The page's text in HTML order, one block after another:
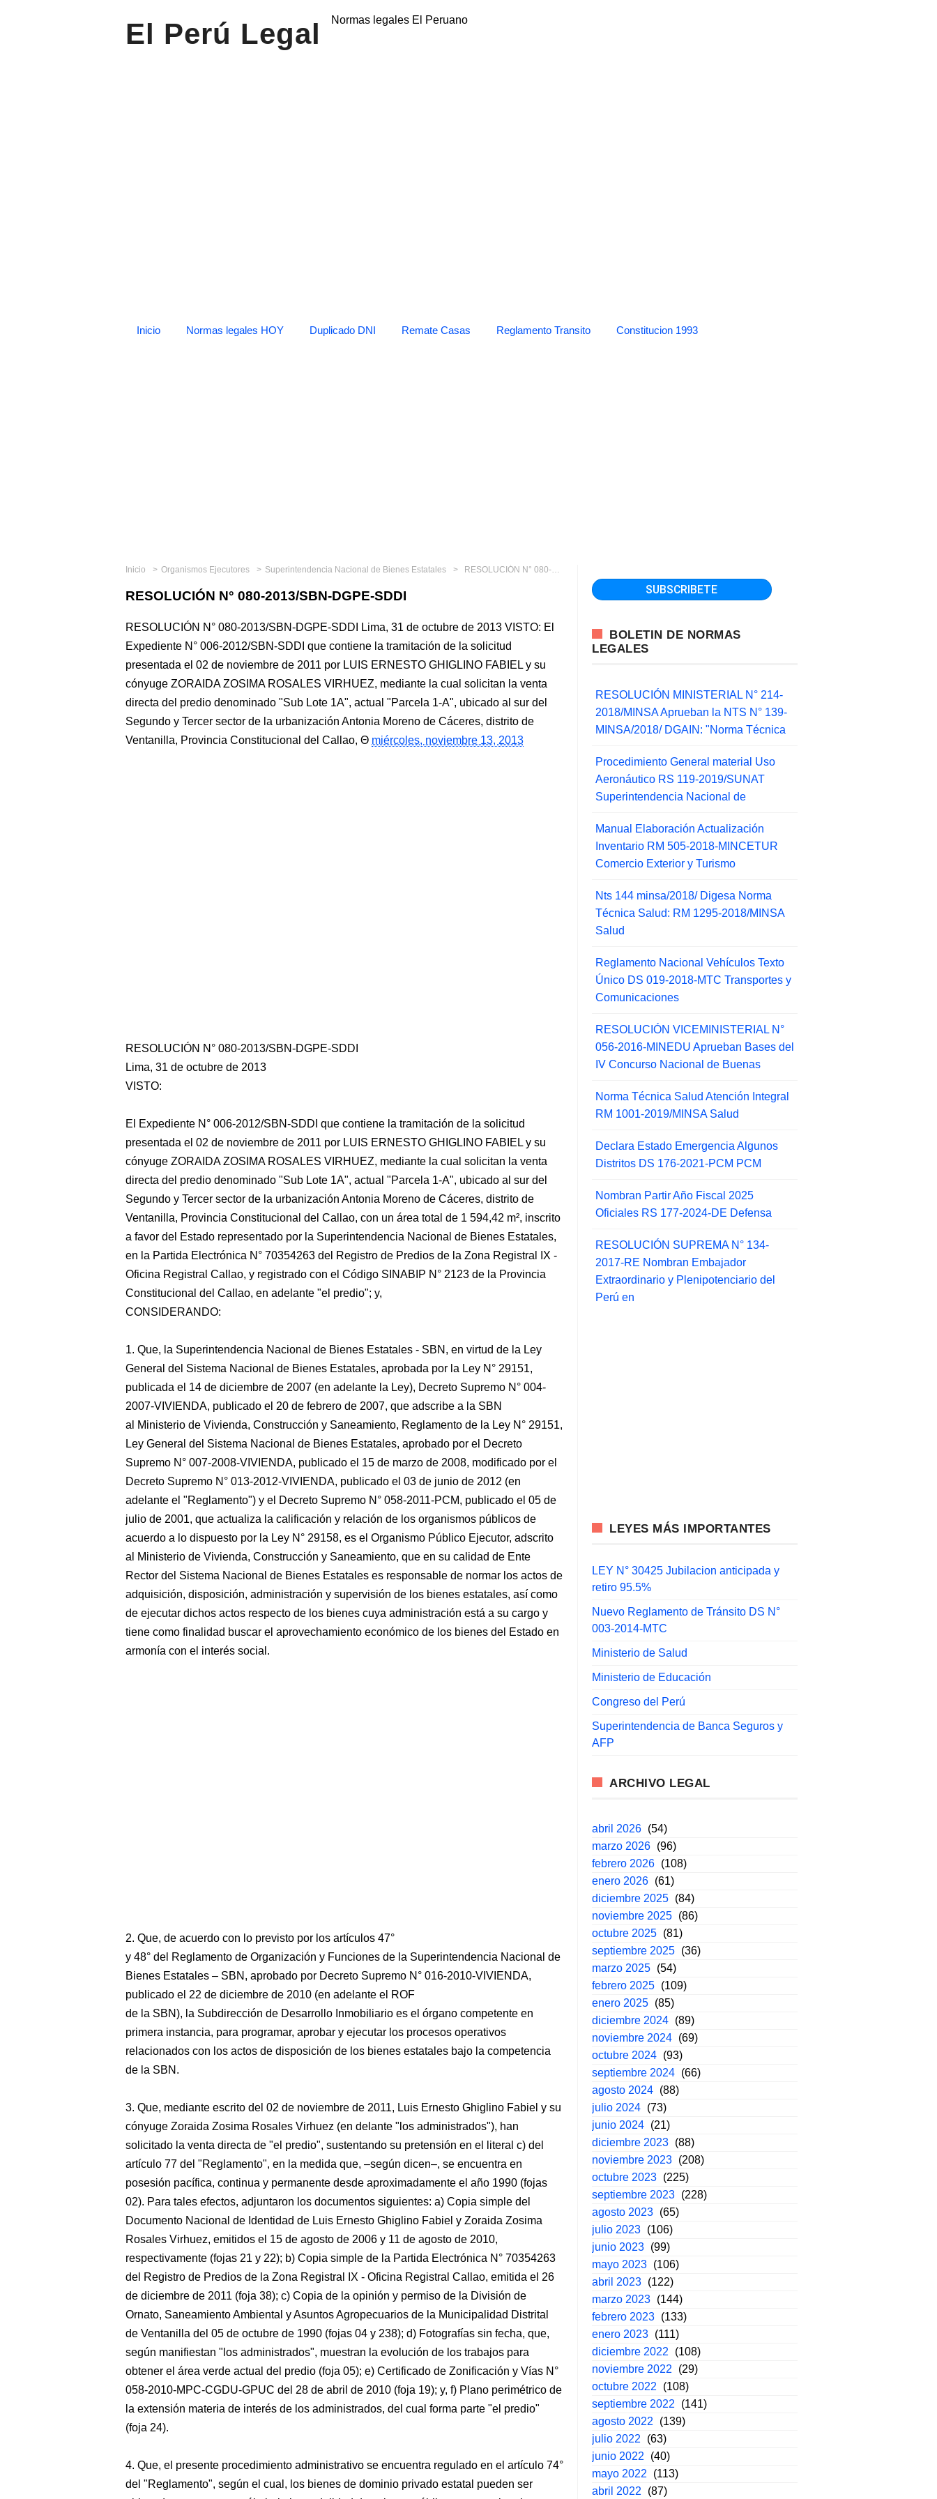
El Perú Legal Normas legales El Peruano
Inicio Normas legales HOY Duplicado DNI Remate Casas Reglamento Transito Constitucion 1993
Inicio Organismos Ejecutores Superintendencia Nacional de Bienes Estatales RESOLUCIÓN N° 080-2013/SBN-DGPE-SDDI
RESOLUCIÓN N° 080-2013/SBN-DGPE-SDDI
RESOLUCIÓN N° 080-2013/SBN-DGPE-SDDI Lima, 31 de octubre de 2013 VISTO: El
Expediente N° 006-2012/SBN-SDDI que contiene la tramitación de la solicitud
presentada el 02 de noviembre de 2011 por LUIS ERNESTO GHIGLINO FABIEL y su
cónyuge ZORAIDA ZOSIMA ROSALES VIRHUEZ, mediante la cual solicitan la venta
directa del predio denominado "Sub Lote 1A", actual "Parcela 1-A", ubicado al sur del
Segundo y Tercer sector de la urbanización Antonia Moreno de Cáceres, distrito de
Ventanilla, Provincia Constitucional del Callao,
miércoles, noviembre 13, 2013
RESOLUCIÓN N° 080-2013/SBN-DGPE-SDDI
Lima, 31 de octubre de 2013
VISTO:
El Expediente N° 006-2012/SBN-SDDI que contiene la tramitación de la solicitud
presentada el 02 de noviembre de 2011 por LUIS ERNESTO GHIGLINO FABIEL y su
cónyuge ZORAIDA ZOSIMA ROSALES VIRHUEZ, mediante la cual solicitan la venta
directa del predio denominado "Sub Lote 1A", actual "Parcela 1-A", ubicado al sur del
Segundo y Tercer sector de la urbanización Antonia Moreno de Cáceres, distrito de
Ventanilla, Provincia Constitucional del Callao, con un área total de 1 594,42 m², inscrito
a favor del Estado representado por la Superintendencia Nacional de Bienes Estatales,
en la Partida Electrónica N° 70354263 del Registro de Predios de la Zona Registral IX -
Oficina Registral Callao, y registrado con el Código SINABIP N° 2123 de la Provincia
Constitucional del Callao, en adelante "el predio"; y,
CONSIDERANDO:
1. Que, la Superintendencia Nacional de Bienes Estatales - SBN, en virtud de la Ley
General del Sistema Nacional de Bienes Estatales, aprobada por la Ley N° 29151,
publicada el 14 de diciembre de 2007 (en adelante la Ley), Decreto Supremo N° 004-
2007-VIVIENDA, publicado el 20 de febrero de 2007, que adscribe a la SBN
al Ministerio de Vivienda, Construcción y Saneamiento, Reglamento de la Ley N° 29151,
Ley General del Sistema Nacional de Bienes Estatales, aprobado por el Decreto
Supremo N° 007-2008-VIVIENDA, publicado el 15 de marzo de 2008, modificado por el
Decreto Supremo N° 013-2012-VIVIENDA, publicado el 03 de junio de 2012 (en
adelante el "Reglamento") y el Decreto Supremo N° 058-2011-PCM, publicado el 05 de
julio de 2001, que actualiza la calificación y relación de los organismos públicos de
acuerdo a lo dispuesto por la Ley N° 29158, es el Organismo Público Ejecutor, adscrito
al Ministerio de Vivienda, Construcción y Saneamiento, que en su calidad de Ente
Rector del Sistema Nacional de Bienes Estatales es responsable de normar los actos de
adquisición, disposición, administración y supervisión de los bienes estatales, así como
de ejecutar dichos actos respecto de los bienes cuya administración está a su cargo y
tiene como finalidad buscar el aprovechamiento económico de los bienes del Estado en
armonía con el interés social.
2. Que, de acuerdo con lo previsto por los artículos 47°
y 48° del Reglamento de Organización y Funciones de la Superintendencia Nacional de
Bienes Estatales – SBN, aprobado por Decreto Supremo N° 016-2010-VIVIENDA,
publicado el 22 de diciembre de 2010 (en adelante el ROF
de la SBN), la Subdirección de Desarrollo Inmobiliario es el órgano competente en
primera instancia, para programar, aprobar y ejecutar los procesos operativos
relacionados con los actos de disposición de los bienes estatales bajo la competencia
de la SBN.
3. Que, mediante escrito del 02 de noviembre de 2011, Luis Ernesto Ghiglino Fabiel y su
cónyuge Zoraida Zosima Rosales Virhuez (en delante "los administrados"), han
solicitado la venta directa de "el predio", sustentando su pretensión en el literal c) del
artículo 77 del "Reglamento", en la medida que, –según dicen–, se encuentra en
posesión pacífica, continua y permanente desde aproximadamente el año 1990 (fojas
02). Para tales efectos, adjuntaron los documentos siguientes: a) Copia simple del
Documento Nacional de Identidad de Luis Ernesto Ghiglino Fabiel y Zoraida Zosima
Rosales Virhuez, emitidos el 15 de agosto de 2006 y 11 de agosto de 2010,
respectivamente (fojas 21 y 22); b) Copia simple de la Partida Electrónica N° 70354263
del Registro de Predios de la Zona Registral IX - Oficina Registral Callao, emitida el 26
de diciembre de 2011 (foja 38); c) Copia de la opinión y permiso de la División de
Ornato, Saneamiento Ambiental y Asuntos Agropecuarios de la Municipalidad Distrital
de Ventanilla del 05 de octubre de 1990 (fojas 04 y 238); d) Fotografías sin fecha, que,
según manifiestan "los administrados", muestran la evolución de los trabajos para
obtener el área verde actual del predio (foja 05); e) Certificado de Zonificación y Vías N°
058-2010-MPC-CGDU-GPUC del 28 de abril de 2010 (foja 19); y, f) Plano perimétrico de
la extensión materia de interés de los administrados, del cual forma parte "el predio"
(foja 24).
4. Que, el presente procedimiento administrativo se encuentra regulado en el artículo 74°
del "Reglamento", según el cual, los bienes de dominio privado estatal pueden ser
BOLETIN DE NORMAS
LEGALES
RESOLUCIÓN MINISTERIAL N° 214-
2018/MINSA Aprueban la NTS N° 139-
MINSA/2018/ DGAIN: "Norma Técnica
Procedimiento General material Uso
Aeronáutico RS 119-2019/SUNAT
Superintendencia Nacional de
Manual Elaboración Actualización
Inventario RM 505-2018-MINCETUR
Comercio Exterior y Turismo
Nts 144 minsa/2018/ Digesa Norma
Técnica Salud: RM 1295-2018/MINSA
Salud
Reglamento Nacional Vehículos Texto
Único DS 019-2018-MTC Transportes y
Comunicaciones
RESOLUCIÓN VICEMINISTERIAL N°
056-2016-MINEDU Aprueban Bases del
IV Concurso Nacional de Buenas
Norma Técnica Salud Atención Integral
RM 1001-2019/MINSA Salud
Declara Estado Emergencia Algunos
Distritos DS 176-2021-PCM PCM
Nombran Partir Año Fiscal 2025
Oficiales RS 177-2024-DE Defensa
RESOLUCIÓN SUPREMA N° 134-
2017-RE Nombran Embajador
Extraordinario y Plenipotenciario del
Perú en
LEYES MÁS IMPORTANTES
LEY N° 30425 Jubilacion anticipada y
retiro 95.5%
Nuevo Reglamento de Tránsito DS N°
003-2014-MTC
Ministerio de Salud
Ministerio de Educación
Congreso del Perú
Superintendencia de Banca Seguros y
AFP
ARCHIVO LEGAL
abril 2026 (54)
marzo 2026 (96)
febrero 2026 (108)
enero 2026 (61)
diciembre 2025 (84)
noviembre 2025 (86)
octubre 2025 (81)
septiembre 2025 (36)
marzo 2025 (54)
febrero 2025 (109)
enero 2025 (85)
diciembre 2024 (89)
noviembre 2024 (69)
octubre 2024 (93)
septiembre 2024 (66)
agosto 2024 (88)
julio 2024 (73)
junio 2024 (21)
diciembre 2023 (88)
noviembre 2023 (208)
octubre 2023 (225)
septiembre 2023 (228)
agosto 2023 (65)
julio 2023 (106)
junio 2023 (99)
mayo 2023 (106)
abril 2023 (122)
marzo 2023 (144)
febrero 2023 (133)
enero 2023 (111)
diciembre 2022
(108)
noviembre 2022
(29)
octubre 2022
(108)
septiembre 2022
(141)
agosto 2022
(139)
julio 2022
(63)
junio 2022
(40)
mayo 2022
(113)
abril 2022
(87)